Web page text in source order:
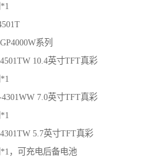
系列
10.4英寸TFT真彩
4301WW 7.0英寸TFT真彩
5.7英寸TFT真彩
，可充电后备电池